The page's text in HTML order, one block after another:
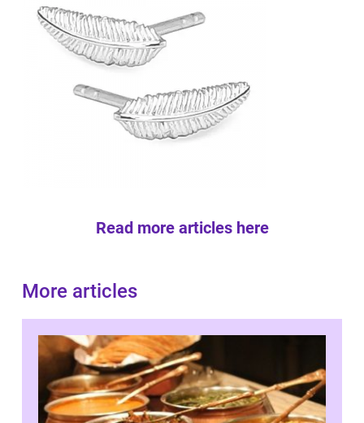
Read more articles here
More articles